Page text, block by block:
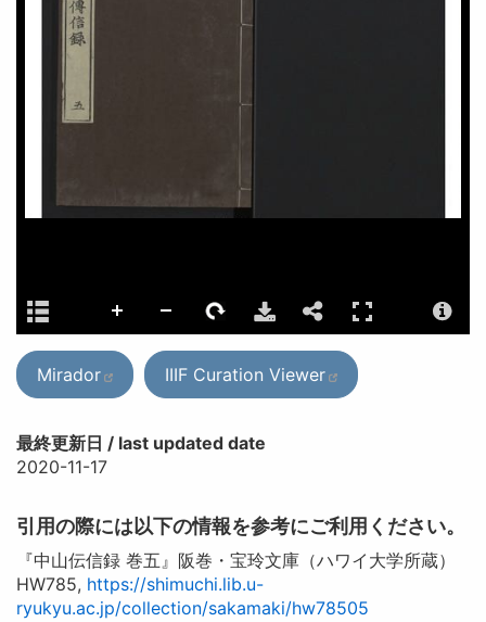
Mirador IIIF Curation Viewer
最終更新日 / last updated date
2020-11-17
引用の際には以下の情報を参考にご利用ください。
『中山伝信録 巻五』阪巻・宝玲文庫（ハワイ大学所蔵）
HW785, https://shimuchi.lib.u-
ryukyu.ac.jp/collection/sakamaki/hw78505